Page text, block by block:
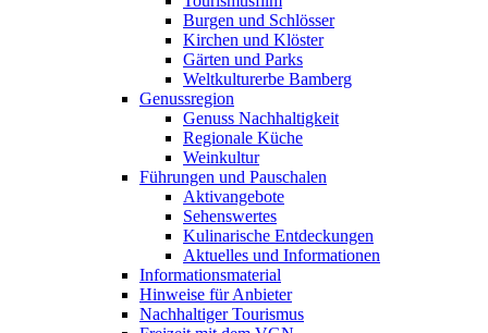
Burgen und Schlösser
Kirchen und Klöster
Gärten und Parks
Weltkulturerbe Bamberg
Genussregion
Genuss Nachhaltigkeit
Regionale Küche
Weinkultur
Führungen und Pauschalen
Aktivangebote
Sehenswertes
Kulinarische Entdeckungen
Aktuelles und Informationen
Informationsmaterial
Hinweise für Anbieter
Nachhaltiger Tourismus